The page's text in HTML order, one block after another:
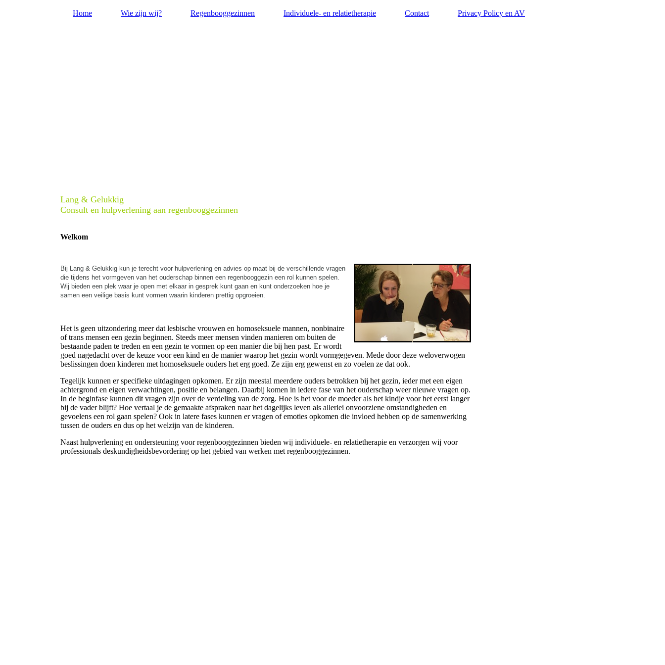
Home Wie zijn wij? Regenbooggezinnen Individuele- en relatietherapie Contact Privacy Policy en AV
Lang & Gelukkig
Consult en hulpverlening aan regenbooggezinnen
Welkom
Bij Lang & Gelukkig kun je terecht voor hulpverlening en advies op maat bij de verschillende vragen
die tijdens het vormgeven van het ouderschap binnen een regenbooggezin een rol kunnen spelen.
Wij bieden een plek waar je open met elkaar in gesprek kunt gaan en kunt onderzoeken hoe je
samen een veilige basis kunt vormen waarin kinderen prettig opgroeien.
Het is geen uitzondering meer dat lesbische vrouwen en homoseksuele mannen, nonbinaire
of trans mensen een gezin beginnen. Steeds meer mensen vinden manieren om buiten de
bestaande paden te treden en een gezin te vormen op een manier die bij hen past. Er wordt
goed nagedacht over de keuze voor een kind en de manier waarop het gezin wordt vormgegeven. Mede door deze weloverwogen
beslissingen doen kinderen met homoseksuele ouders het erg goed. Ze zijn erg gewenst en zo voelen ze dat ook.
Tegelijk kunnen er specifieke uitdagingen opkomen. Er zijn meestal meerdere ouders betrokken bij het gezin, ieder met een eigen
achtergrond en eigen verwachtingen, positie en belangen. Daarbij komen in iedere fase van het ouderschap weer nieuwe vragen op.
In de beginfase kunnen dit vragen zijn over de verdeling van de zorg. Hoe is het voor de moeder als het kindje voor het eerst langer
bij de vader blijft? Hoe vertaal je de gemaakte afspraken naar het dagelijks leven als allerlei onvoorziene omstandigheden en
gevoelens een rol gaan spelen? Ook in latere fases kunnen er vragen of emoties opkomen die invloed hebben op de samenwerking
tussen de ouders en dus op het welzijn van de kinderen.
Naast hulpverlening en ondersteuning voor regenbooggezinnen bieden wij individuele- en relatietherapie en verzorgen wij voor
professionals deskundigheidsbevordering op het gebied van werken met regenbooggezinnen.